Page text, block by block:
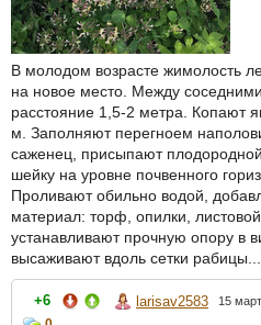
В молодом возрасте жимолость
на новое место. Между
расстояние 1,5-2 метра. Копают
м. Заполняют перегноем
саженец, присыпают
шейку на уровне почвенного
Проливают обильно водой,
материал: торф, опилки,
устанавливают прочную опору в
высаживают вдоль сетки рабицы...
+6 larisav2583 15